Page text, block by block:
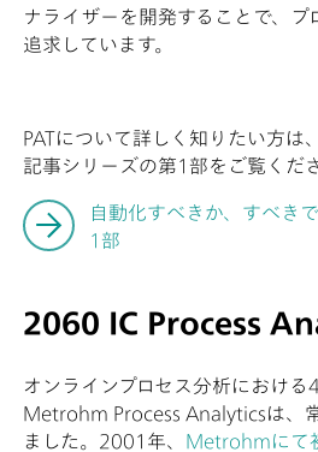
ナライザーを開発することで、プ
追求しています。
PATについて詳しく知りたい方は
記事シリーズの第1部をご覧くださ
自動化すべきか、すべき
1部
2060 IC Process
オンラインプロセス分析におけ
Metrohm Process Analyticsは、
ました。2001年、 Metrohmにて